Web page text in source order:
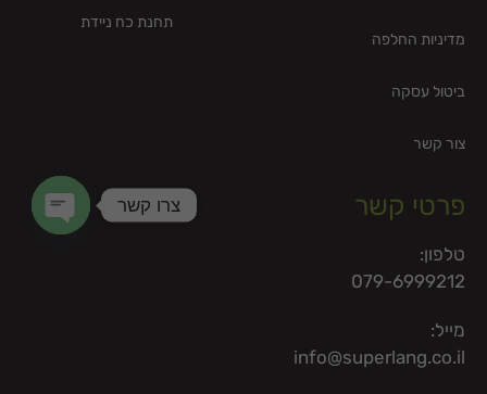
מדיניות החלפה
ביטול עסקה
צור קשר
תחנת כח ניידת
פרטי קשר
טלפון:
079-6999212
מייל:
info@superlang.co.il
צרו קשר